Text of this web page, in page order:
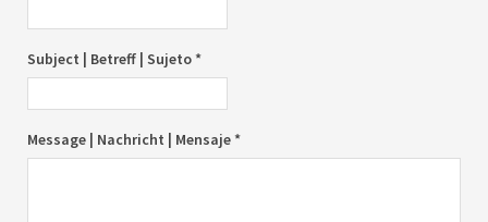
Subject | Betreff | Sujeto *
Message | Nachricht | Mensaje *